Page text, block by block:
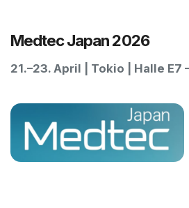
Medtec Japan 2026
21.–23. April | Tokio | Halle E7